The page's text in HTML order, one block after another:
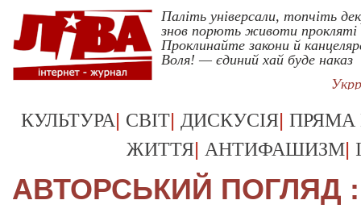
Паліть універсали, топчіть
знов порють животи прокляті
Проклинайте закони й
Воля! — єдиний хай буде наказ
КУЛЬТУРА| СВІТ| ДИСКУСІЯ| ПРЯМА
ЖИТТЯ| АНТИФАШИЗМ|
АВТОРСЬКИЙ ПОГЛЯД